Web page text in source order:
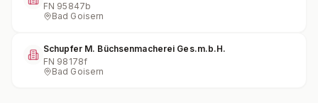
FN 95847b
Bad Goisern
Schupfer M. Büchsenmacherei Ges.m.b.H.
FN 98178f
Bad Goisern